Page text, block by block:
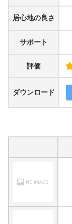
居心地の良さ
サポート
評価
ダウンロード